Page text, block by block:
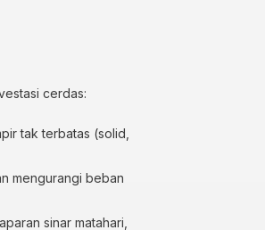
cerdas:
tak terbatas (solid,
mengurangi beban
sinar matahari,